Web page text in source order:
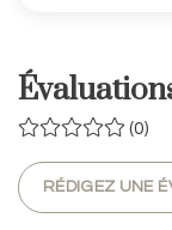
(0)
RÉDIGEZ UNE